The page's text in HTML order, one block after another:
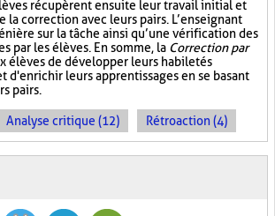
récupèrent ensuite leur travail initial et
la correction avec leurs pairs. L’enseignant
sur la tâche ainsi qu’une vérification des
par les élèves. En somme, la Correction par
élèves de développer leurs habiletés
d'enrichir leurs apprentissages en se basant
pairs.
Analyse critique (12) Rétroaction (4)